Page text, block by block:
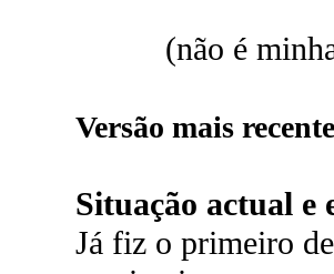
(não é
Versão mais
Situação actual e
Já fiz o primeiro